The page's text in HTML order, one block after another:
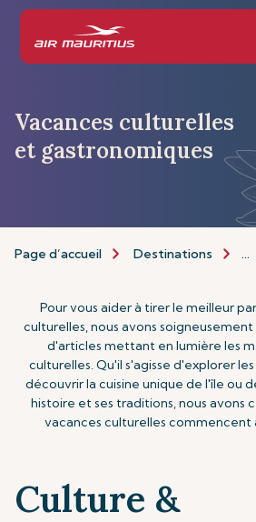
Vacances culturelles
et gastronomiques
Page d’accueil Destinations
Pour vous aider à tirer le meilleur
culturelles, nous avons
d'articles mettant en lumière les
culturelles. Qu'il s'agisse d'explorer
découvrir la cuisine unique de l'île ou
histoire et ses traditions, nous avons
vacances culturelles commencent
Culture &